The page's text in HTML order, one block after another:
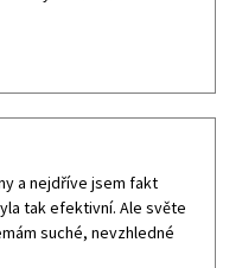
a nejdříve jsem fakt
tak efektivní. Ale světe
suché, nevzhledné